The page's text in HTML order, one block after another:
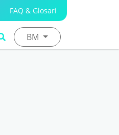
FAQ & Glosari
BM